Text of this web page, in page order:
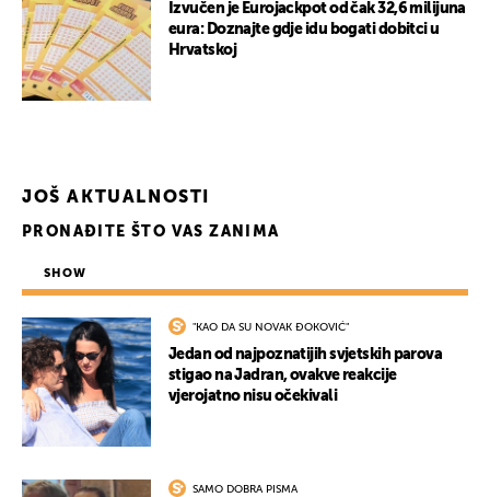
Izvučen je Eurojackpot od čak 32,6 milijuna
eura: Doznajte gdje idu bogati dobitci u
Hrvatskoj
JOŠ AKTUALNOSTI
PRONAĐITE ŠTO VAS ZANIMA
SHOW
"KAO DA SU NOVAK ĐOKOVIĆ"
Jedan od najpoznatijih svjetskih parova
stigao na Jadran, ovakve reakcije
vjerojatno nisu očekivali
SAMO DOBRA PISMA